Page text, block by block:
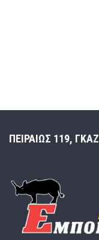
ΠΕΙΡΑΙΩΣ 119,